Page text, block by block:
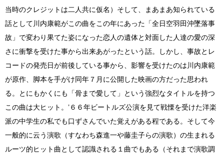
当時のクレジットは二人共に仮名）そして、まあまあ知られている
話として川内康範がこの曲をこの年にあった「全日空羽田沖墜落事
故」で変わり果てた姿になった恋人の遺体と対面した人達の愛の深
さに衝撃を受けた事から出来あがったという話。しかし、事故とレ
コードの発売日が前後している事から、影響を受けたのは川内康範
が原作、脚本を手がけ同年７月に公開した映画の方だった思われ
る。とにもかくにも「骨まで愛して」という強烈なタイトルを持つ
この曲は大ヒット。’６６年ビートルズ公演を見て戦慄を受けた洋楽
派の中学生の私でも口ずさんでいた覚えがある程である。そして今
一般的に云う演歌（すなわち森進一や藤圭子らの演歌）の生まれる
ルーツ的ヒット曲として認識される１曲でもある（それまで演歌調